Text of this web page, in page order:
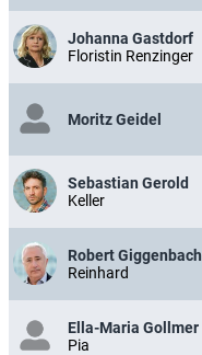
Johanna Gastdorf
Floristin Renzinger
Moritz Geidel
Sebastian Gerold
Keller
Robert Giggenbach
Reinhard
Ella-Maria Gollmer
Pia